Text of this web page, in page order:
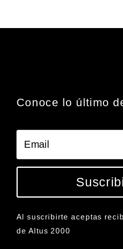
Conoce lo último
Al suscribirte aceptas
de Altus 2000